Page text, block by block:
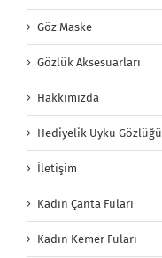
Göz Maske
Gözlük Aksesuarları
Hakkımızda
Hediyelik Uyku Gözlüğü
İletişim
Kadın Çanta Fuları
Kadın Kemer Fuları